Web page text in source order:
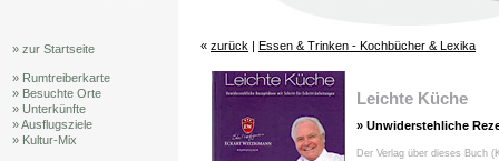
» zur Startseite
» Rumtreiberkarte
» Besuchte Orte
» Unterkünfte
» Ausflugsziele
» Kultur-Mix
« zurück | Essen & Trinken - Kochbücher & Lexika
Leichte Küche
» Unwiderstehliche
Der Verlag über dieses Buch